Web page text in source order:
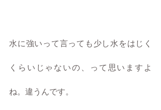
水に強いって言っても少し水をはじく
くらいじゃないの、って思いますよ
ね。違うんです。